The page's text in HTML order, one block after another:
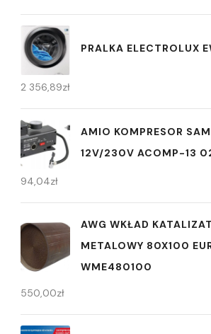
PRALKA ELECTROLUX
2 356,89zł
AMIO KOMPRESOR
12V/230V ACOMP-13
94,04zł
AWG WKŁAD
METALOWY 80X100
WME480100
550,00zł